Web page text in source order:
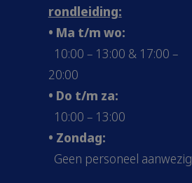
rondleiding:
• Ma t/m wo:
10:00 – 13:00 & 17:00 –
20:00
• Do t/m za:
10:00 – 13:00
• Zondag:
Geen personeel aanwezig